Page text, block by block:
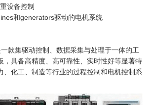
设备控制
和generators驱动的电机系统
款集驱动控制、数据采集与处理于一体的工
，具备高精度、高可靠性、实时性好等显著特
、化工、制造等行业的过程控制和电机控制系